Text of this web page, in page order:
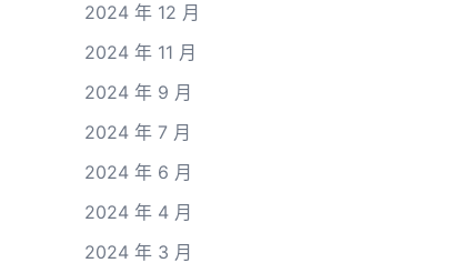
2024 年 12 月
2024 年 11 月
2024 年 9 月
2024 年 7 月
2024 年 6 月
2024 年 4 月
2024 年 3 月